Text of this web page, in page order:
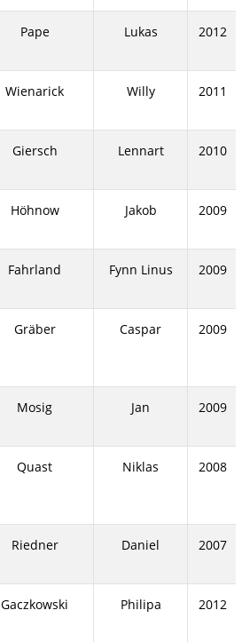
Pape Lukas 2012
Wienarick Willy 2011
Giersch Lennart 2010
Höhnow Jakob 2009
Fahrland Fynn Linus 2009
Gräber Caspar 2009
Mosig Jan 2009
Quast Niklas 2008
Riedner Daniel 2007
Gaczkowski Philipa 2012